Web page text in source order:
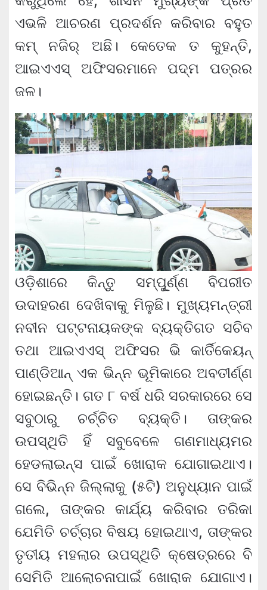
ଏଭଳି ଆଚରଣ ପ୍ରଦର୍ଶନ କରିବାର ବହୁତ
କମ୍ ନଜିର୍ ଅଛି। କେତେକ ତ କୁହନ୍ତି,
ଆଇଏଏସ୍ ଅଫିସରମାନେ ପଦ୍ମ ପତ୍ରର
ଜଳ।
ଓଡ଼ିଶାରେ କିନ୍ତୁ ସମ୍ପୂୁର୍ଣ୍ଣ ବିପରୀତ
ଉଦାହରଣ ଦେଖିବାକୁ ମିଳୁଛି। ମୁଖ୍ୟମନ୍ତ୍ରୀ
ନବୀନ ପଟ୍ଟନାୟକଙ୍କ ବ୍ୟକ୍ତିଗତ ସଚିବ
ତଥା ଆଇଏଏସ୍ ଅଫିସର ଭି କାର୍ତିକେୟନ୍
ପାଣ୍ଡିଆନ୍ ଏକ ଭିନ୍ନ ଭୂମିକାରେ ଅବତୀର୍ଣ୍ଣ
ହୋଇଛନ୍ତି। ଗତ ୮ ବର୍ଷ ଧରି ସରକାରରେ ସେ
ସବୁଠାରୁ ଚର୍ଚ୍ଚିତ ବ୍ୟକ୍ତି। ତାଙ୍କର
ଉପସ୍ଥିତି ହିଁ ସବୁବେଳେ ଗଣମାଧ୍ୟମର
ହେଡଲାଇନ୍ସ ପାଇଁ ଖୋରାକ ଯୋଗାଇଥାଏ।
ସେ ବିଭିନ୍ନ ଜିଲ୍ଲାକୁ (୫ଟି) ଅନୁଧ୍ୟାନ ପାଇଁ
ଗଲେ, ତାଙ୍କର କାର୍ଯ୍ୟ କରିବାର ତରିକା
ଯେମିତି ଚର୍ଚ୍ଚାର ବିଷୟ ହୋଇଥାଏ, ତାଙ୍କର
ତୃତୀୟ ମହଲାର ଉପସ୍ଥିତି କ୍ଷେତ୍ରରେ ବି
ସେମିତି ଆଲୋଚନାପାଇଁ ଖୋରାକ ଯୋଗାଏ।